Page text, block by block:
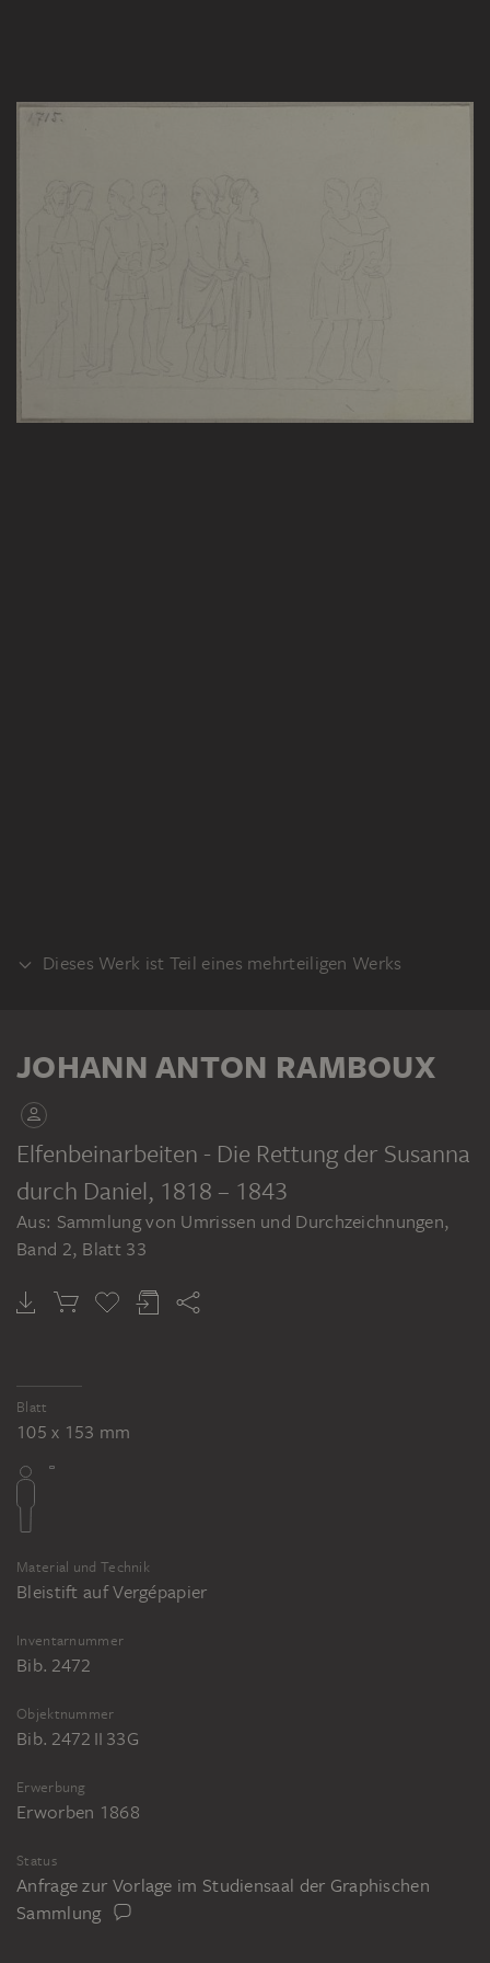
Dieses Werk ist Teil eines mehrteiligen Werks
JOHANN ANTON RAMBOUX
Sammlung von Umrissen und Durchzeichnungen, Band 2
JOHANN ANTON RAMBOUX
Elfenbeinarbeiten - Die Rettung der Susanna
durch Daniel, 1818 – 1843
Aus: Sammlung von Umrissen und Durchzeichnungen,
Band 2, Blatt 33
Blatt
105 x 153 mm
Material und Technik
Bleistift auf Vergépapier
Inventarnummer
Bib. 2472
Objektnummer
Bib. 2472 II 33G
Erwerbung
Erworben 1868
Status
Anfrage zur Vorlage im Studiensaal der Graphischen
Sammlung